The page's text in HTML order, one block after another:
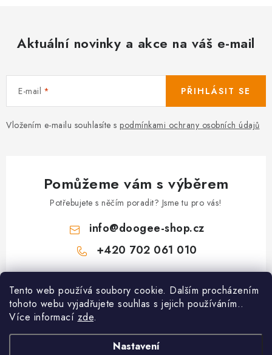
Tento web používá soubory cookie. Dalším procházením
tohoto webu vyjadřujete souhlas s jejich používáním..
Více informací zde.
Nastavení
Aktuální novinky a akce na váš e-mail
E-mail
Vložením e-mailu souhlasíte s podmínkami ochrany osobních údajů
PŘIHLÁSIT SE
Pomůžeme vám s výběrem
Potřebujete s něčím poradit? Jsme tu pro vás!
info@doogee-shop.cz
+420 702 061 010
Z
Zákaznický servis